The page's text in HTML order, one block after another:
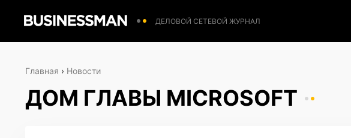
ДЕЛОВОЙ СЕТЕВОЙ ЖУРНАЛ
Главная › Новости
ДОМ ГЛАВЫ MICROSOFT